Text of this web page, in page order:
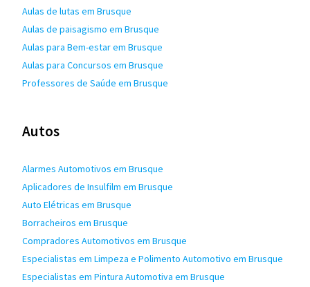
Aulas de lutas em Brusque
Aulas de paisagismo em Brusque
Aulas para Bem-estar em Brusque
Aulas para Concursos em Brusque
Professores de Saúde em Brusque
Autos
Alarmes Automotivos em Brusque
Aplicadores de Insulfilm em Brusque
Auto Elétricas em Brusque
Borracheiros em Brusque
Compradores Automotivos em Brusque
Especialistas em Limpeza e Polimento Automotivo em Brusque
Especialistas em Pintura Automotiva em Brusque